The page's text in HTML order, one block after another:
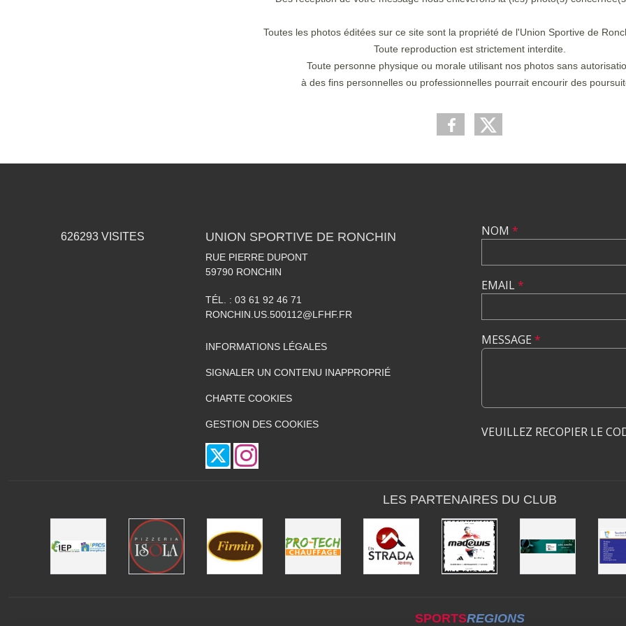
Toutes les photos éditées sur ce site sont la propriété de l'Union Sportive de
Toute reproduction est strictement interdite.
Toute personne physique ou morale utilisant nos photos sans
à des fins personnelles ou professionnelles pourrait encourir des
626293 VISITES UNION SPORTIVE DE RONCHIN
RUE PIERRE DUPONT
59790 RONCHIN
TÉL. : 03 61 92 46 71
RONCHIN.US.500112@LFHF.FR
INFORMATIONS LÉGALES
SIGNALER UN CONTENU INAPPROPRIÉ
CHARTE COOKIES
GESTION DES COOKIES
NOM *
EMAIL*
MESSAGE *
VEUILLEZ RECOPIER LE
LES PARTENAIRES DU CLUB
SPORTSREGIONS